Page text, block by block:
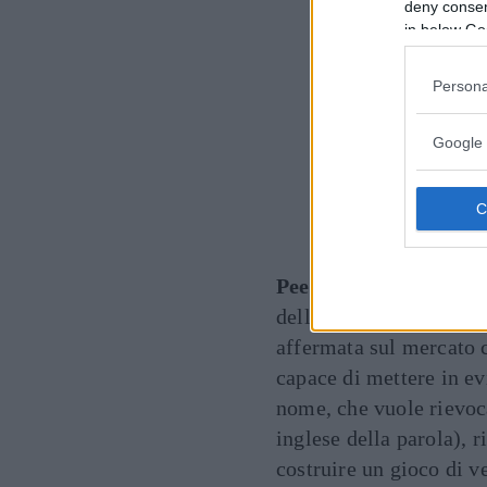
deny
in below
Google
Peekaboo.
Questo
delle borse iconiche
affermata sul mercato
capace di mettere in
nome, che vuole
inglese della parola),
costruire un gioco di